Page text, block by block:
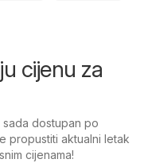
cijenu za
sada dostupan po
propustiti aktualni letak
cijenama!